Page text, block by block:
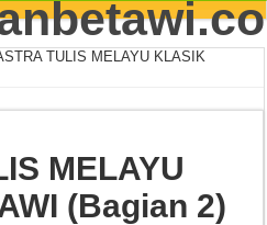
TULIS MELAYU KLASIK
MELAYU
(Bagian 2)